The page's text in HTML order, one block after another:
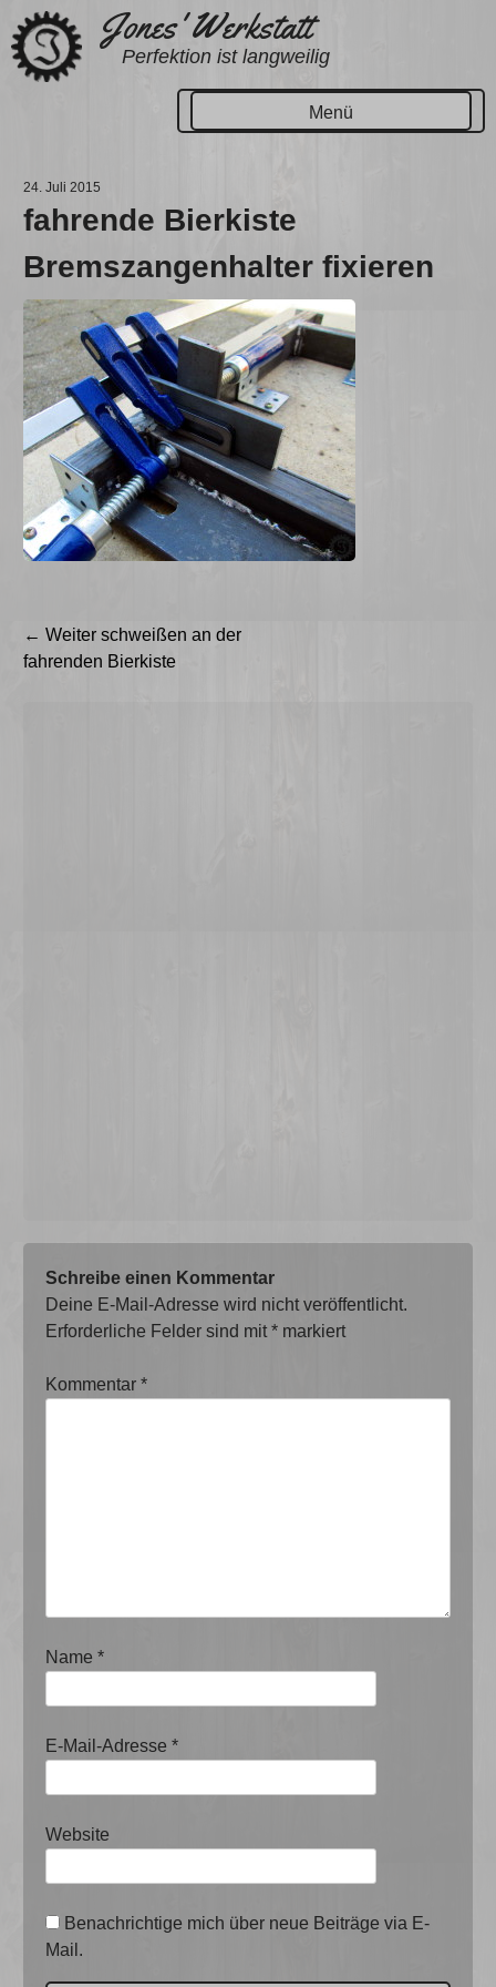
Zum
Inhalt
springen
Jones' Werkstatt
Perfektion ist langweilig
Menü
24. Juli 2015
fahrende Bierkiste
Bremszangenhalter fixieren
Beitragsnavigation
← Weiter schweißen an der
fahrenden Bierkiste
Schreibe einen Kommentar
Deine E-Mail-Adresse wird nicht veröffentlicht.
Erforderliche Felder sind mit* markiert
Kommentar*
Name*
E-Mail-Adresse*
Website
Benachrichtige mich über neue Beiträge via E-
Mail.